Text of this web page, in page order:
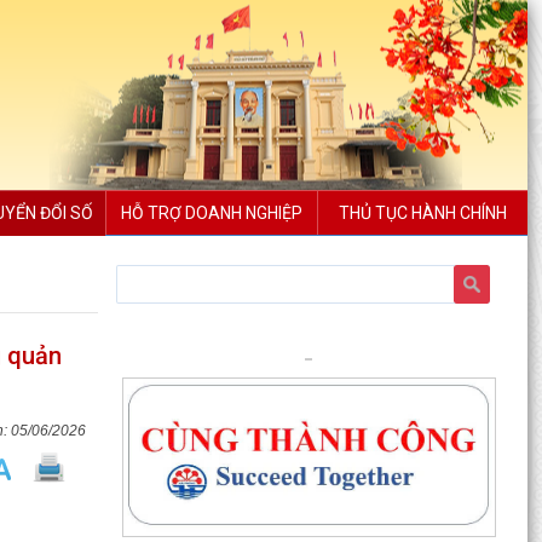
ĐỔI SỐ HỖ TRỢ DOANH NGHIỆP THỦ TỤC HÀNH CHÍNH
quản
05/06/2026